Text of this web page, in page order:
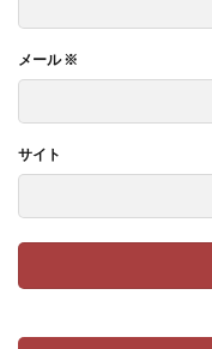
メール※
サイト